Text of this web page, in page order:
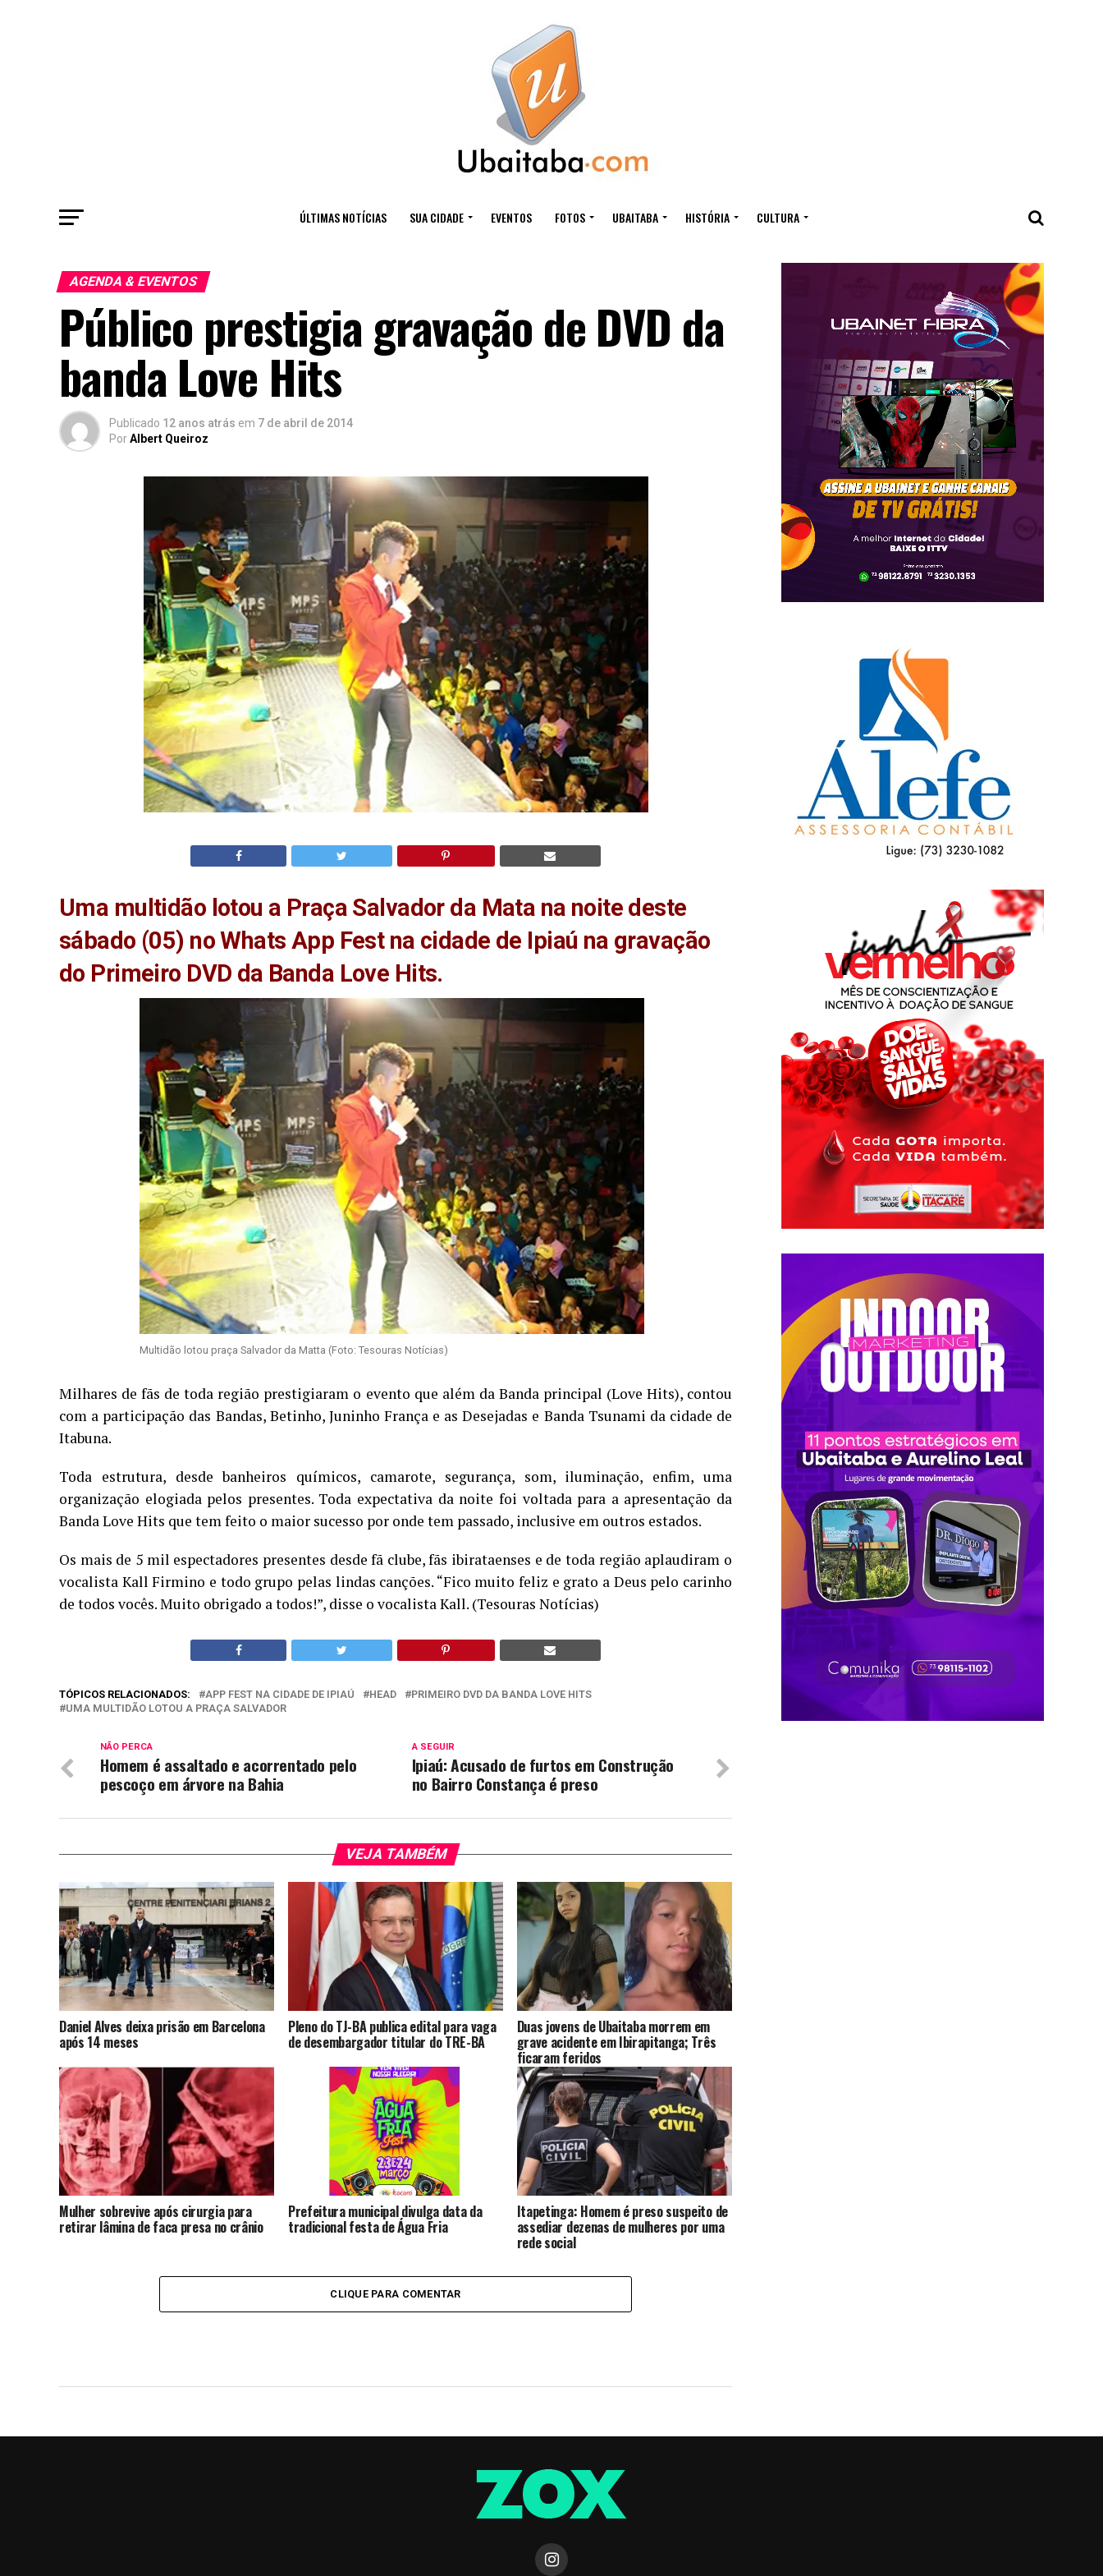
ÚLTIMAS NOTÍCIAS SUA CIDADE EVENTOS FOTOS UBAITABA HISTÓRIA CULTURA
AGENDA & EVENTOS
Público prestigia gravação de DVD da
banda Love Hits
Publicado 12 anos atrás em 7 de abril de 2014
PorAlbert Queiroz
Uma multidão lotou a Praça Salvador da Mata na noite deste
sábado (05) no Whats App Fest na cidade de Ipiaú na gravação
do Primeiro DVD da Banda Love Hits.
Multidão lotou praça Salvador da Matta (Foto: Tesouras Notícias)
Milhares de fãs de toda região prestigiaram o evento que além da Banda principal (Love Hits), contou
com a participação das Bandas, Betinho, Juninho França e as Desejadas e Banda Tsunami da cidade de
Itabuna.
Toda estrutura, desde banheiros químicos, camarote, segurança, som, iluminação, enfim, uma
organização elogiada pelos presentes. Toda expectativa da noite foi voltada para a apresentação da
Banda Love Hits que tem feito o maior sucesso por onde tem passado, inclusive em outros estados.
Os mais de 5 mil espectadores presentes desde fã clube, fãs ibirataenses e de toda região aplaudiram o
vocalista Kall Firmino e todo grupo pelas lindas canções. “Fico muito feliz e grato a Deus pelo carinho
de todos vocês. Muito obrigado a todos!”, disse o vocalista Kall. (Tesouras Notícias)
TÓPICOS RELACIONADOS: APP FEST NA CIDADE DE IPIAÚ HEAD
PRIMEIRO DVD DA BANDA LOVE HITS
UMA MULTIDÃO LOTOU A PRAÇA SALVADOR
A SEGUIR
Ipiaú: Acusado de furtos em Construção
no Bairro Constança é preso
NÃO PERCA
Homem é assaltado e acorrentado pelo
pescoço em árvore na Bahia
VEJA TAMBÉM
Daniel Alves deixa prisão em Barcelona
após 14 meses
Pleno do TJ-BA publica edital para vaga
de desembargador titular do TRE-BA
Duas jovens de Ubaitaba morrem em
grave acidente em Ibirapitanga; Três
ficaram feridos
Mulher sobrevive após cirurgia para
retirar lâmina de faca presa no crânio
Prefeitura municipal divulga data da
tradicional festa de Água Fria
Itapetinga: Homem é preso suspeito de
assediar dezenas de mulheres por uma
rede social
CLIQUE PARA COMENTAR